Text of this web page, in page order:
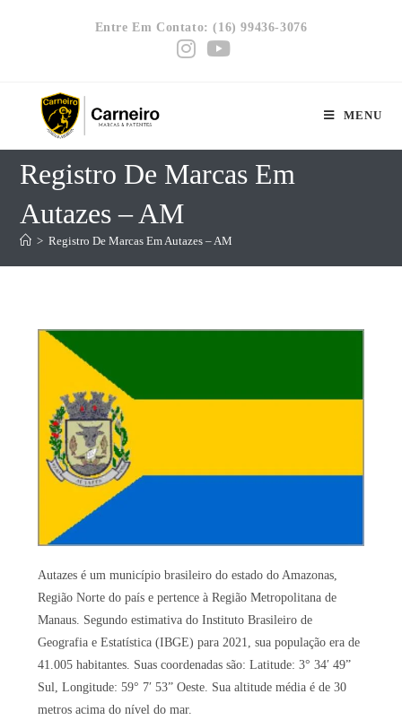
Entre Em Contato: (16) 99436-3076
MENU
Registro De Marcas Em
Autazes – AM
> Registro De Marcas Em Autazes – AM
Autazes é um município brasileiro do estado do Amazonas,
Região Norte do país e pertence à Região Metropolitana de
Manaus. Segundo estimativa do Instituto Brasileiro de
Geografia e Estatística (IBGE) para 2021, sua população era de
41.005 habitantes. Suas coordenadas são: Latitude: 3° 34′ 49”
Sul, Longitude: 59° 7′ 53” Oeste. Sua altitude média é de 30
metros acima do nível do mar.